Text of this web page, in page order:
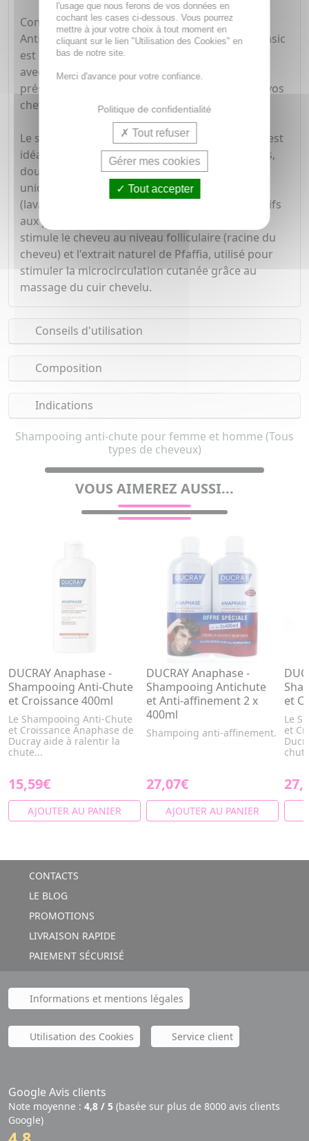
Conçu sans silicone et s'inscrivant dans le Rituel
Antichute de René Furterer, le shampoing Triphasic
est un shampooing unique formulé notamment
avec des huiles essentielles, et conçu pour
préserver votre capital capillaire en renforçant vos
cheveux.
Le shampooing stimulant Triphasic de Furterer est
idéal pour retrouver des cheveux plus résistants,
doux et faciles à démêler grâce à sa formule
unique aux biosphères d'huiles essentielles
(lavande, romarin et orange), combinées à 2 actifs
aux propriétés anti-chute reconnues : l'ATP qui
stimule le cheveu au niveau folliculaire (racine du
cheveu) et l'extrait naturel de Pfaffia, utilisé pour
stimuler la microcirculation cutanée grâce au
massage du cuir chevelu.
Conseils d'utilisation
Composition
Indications
Shampooing anti-chute pour femme et homme (Tous
types de cheveux)
VOUS AIMEREZ AUSSI...
DUCRAY Anaphase -
Shampooing Anti-Chute
et Croissance 400ml
Le Shampooing Anti-Chute
et Croissance Anaphase de
Ducray aide à ralentir la
chute...
15,59€
AJOUTER AU PANIER
DUCRAY Anaphase -
Shampooing Antichute
et Anti-affinement 2 x
400ml
Shampoing anti-affinement.
27,07€
AJOUTER AU PANIER
et
Le
et
CONTACTS
LE BLOG
PROMOTIONS
LIVRAISON RAPIDE
PAIEMENT SÉCURISÉ
Informations et mentions légales
Utilisation des Cookies Service client
Google Avis clients
Note moyenne : 4,8 / 5 (basée sur plus de 8000 avis clients
Google)
l'usage que nous ferons de vos données en
cochant les cases ci-dessous. Vous pourrez
mettre à jour votre choix à tout moment en
cliquant sur le lien "Utilisation des Cookies" en
bas de notre site.
Merci d'avance pour votre confiance.
Politique de confidentialité
Tout refuser
Gérer mes cookies
Tout accepter